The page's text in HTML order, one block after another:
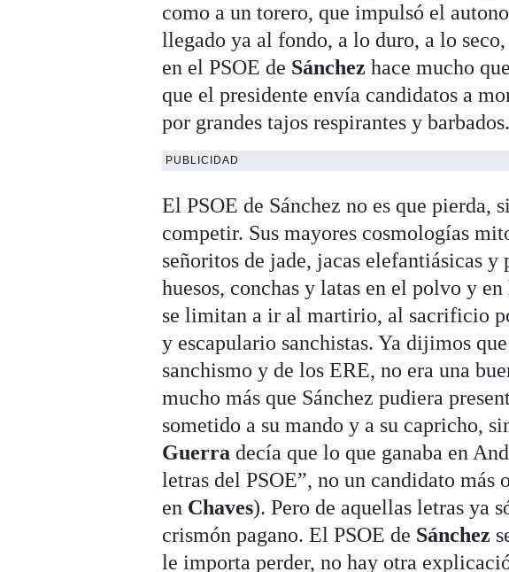
como a un torero, que impulsó el
llegado ya al fondo, a lo duro, a lo
en el PSOE de Sánchez hace mucho
que el presidente envía candidatos a
por grandes tajos respirantes y barbados.
PUBLICIDAD
El PSOE de Sánchez no es que pierda,
competir. Sus mayores cosmologías
señoritos de jade, jacas elefantiásicas y
huesos, conchas y latas en el polvo y
se limitan a ir al martirio, al sacrificio
y escapulario sanchistas. Ya dijimos
sanchismo y de los ERE, no era una
mucho más que Sánchez pudiera
sometido a su mando y a su capricho,
Guerra decía que lo que ganaba en
letras del PSOE”, no un candidato más
en Chaves). Pero de aquellas letras ya
crismón pagano. El PSOE de Sánchez
le importa perder, no hay otra